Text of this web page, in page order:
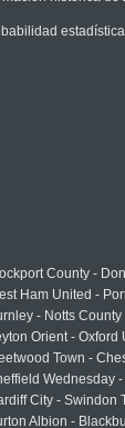
County -
Ham United -
- Notts County
Orient - Oxford
Town -
Wednesday
City - Swindon
Albion -